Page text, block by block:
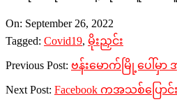
2022-
09-
26
On: September 26, 2022
Tagged: Covid19, မိုးညှင်း
Previous Post: ဗန်းမောက်မြို့ပေါ်မှ
Next Post: Facebook ကအသစ်ပြ